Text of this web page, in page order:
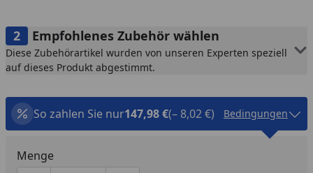
Empfohlenes Zubehör wählen
Diese Zubehörartikel wurden von unseren Experten speziell
auf dieses Produkt abgestimmt.
So zahlen Sie nur147,98 €(– 8,02 €) Bedingungen
Menge